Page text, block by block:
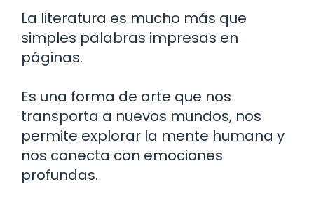
La literatura es mucho más que
simples palabras impresas en
páginas.
Es una forma de arte que nos
transporta a nuevos mundos, nos
permite explorar la mente humana y
nos conecta con emociones
profundas.